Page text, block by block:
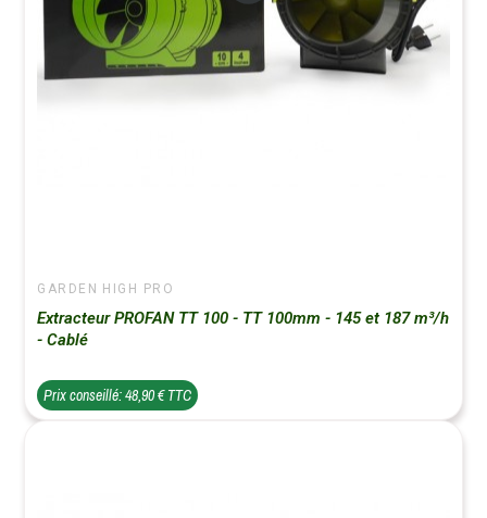
GARDEN HIGH PRO
Extracteur PROFAN TT 100 - TT 100mm - 145 et 187 m³/h
- Cablé
Prix conseillé: 48,90 € TTC